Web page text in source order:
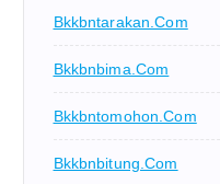
Bkkbntarakan.com
Bkkbnbima.com
Bkkbntomohon.com
Bkkbnbitung.com